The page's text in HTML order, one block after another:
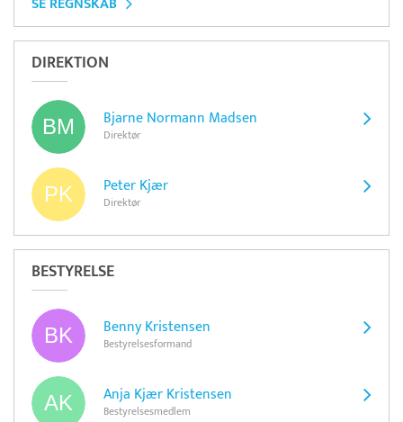
DIREKTION
Bjarne Normann Madsen
Direktør
Peter Kjær
Direktør
BESTYRELSE
Benny Kristensen
Bestyrelsesformand
Anja Kjær Kristensen
Bestyrelsesmedlem